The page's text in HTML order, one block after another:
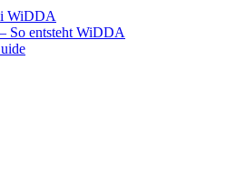
WiDDA
So entsteht WiDDA